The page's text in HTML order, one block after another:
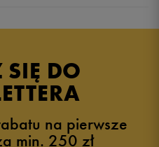
DO
na pierwsze
min. 250 zł